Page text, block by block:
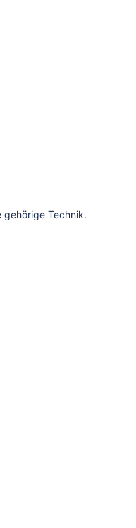
Technik.